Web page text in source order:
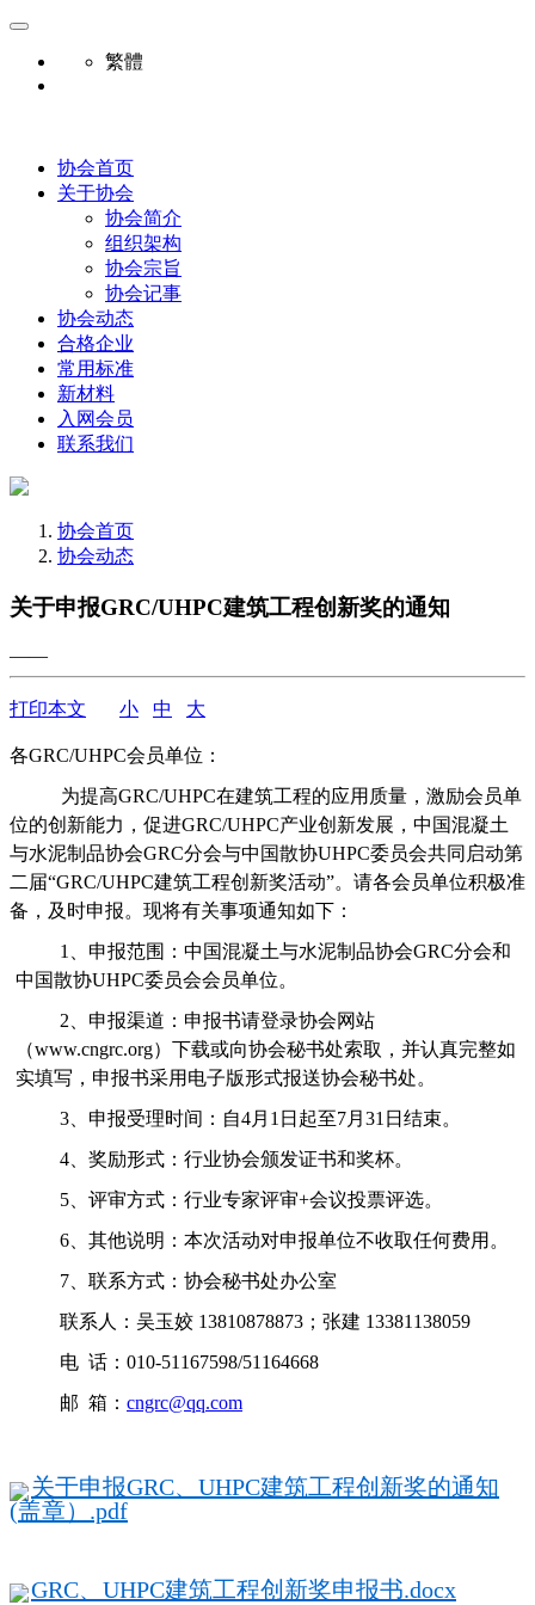
繁體
协会首页
关于协会
协会简介
组织架构
协会宗旨
协会记事
协会动态
合格企业
常用标准
新材料
入网会员
联系我们
协会首页
协会动态
关于申报GRC/UHPC建筑工程创新奖的通知
——
打印本文 小 中 大
各GRC/UHPC会员单位：
为提高GRC/UHPC在建筑工程的应用质量，激励会员单
位的创新能力，促进GRC/UHPC产业创新发展，中国混凝土
与水泥制品协会GRC分会与中国散协UHPC委员会共同启动第
二届“GRC/UHPC建筑工程创新奖活动”。请各会员单位积极准
备，及时申报。现将有关事项通知如下：
1、申报范围：中国混凝土与水泥制品协会GRC分会和
中国散协UHPC委员会会员单位。
2、申报渠道：申报书请登录协会网站
（www.cngrc.org）下载或向协会秘书处索取，并认真完整如
实填写，申报书采用电子版形式报送协会秘书处。
3、申报受理时间：自4月1日起至7月31日结束。
4、奖励形式：行业协会颁发证书和奖杯。
5、评审方式：行业专家评审+会议投票评选。
6、其他说明：本次活动对申报单位不收取任何费用。
7、联系方式：协会秘书处办公室
联系人：吴玉姣 13810878873；张建 13381138059
电 话：010-51167598/51164668
邮 箱： cngrc@qq.com
关于申报GRC、UHPC建筑工程创新奖的通知
(盖章）.pdf
GRC、UHPC建筑工程创新奖申报书.docx